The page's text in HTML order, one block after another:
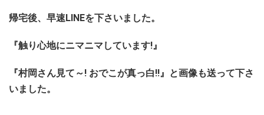
帰宅後、早速LINEを下さいました。
『触り心地にニマニマしています!』
『村岡さん見て～! おでこが真っ白!!』と画像も送って下さ
いました。